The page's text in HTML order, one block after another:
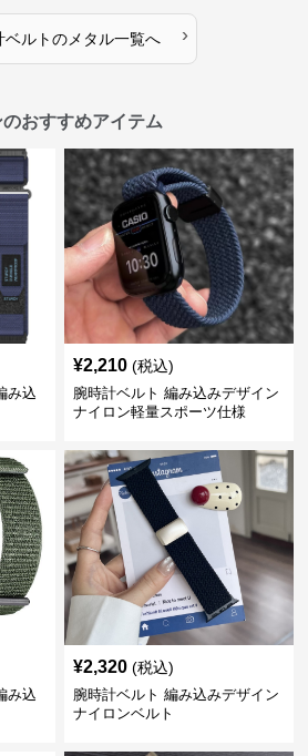
ベルトのメタル一覧へ ›
おすすめアイテム
み込
¥2,210 (税込)
腕時計ベルト 編み込みデザイン
ナイロン軽量スポーツ仕様
み込
¥2,320 (税込)
腕時計ベルト 編み込みデザイン
ナイロンベルト